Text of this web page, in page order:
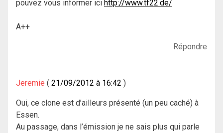
pouvez vous informer ici http://www.tf22.de/
A++
Répondre
Jeremie 21/09/2012 à 16:42
Oui, ce clone est d’ailleurs présenté (un peu caché) à
Essen.
Au passage, dans l’émission je ne sais plus qui parle